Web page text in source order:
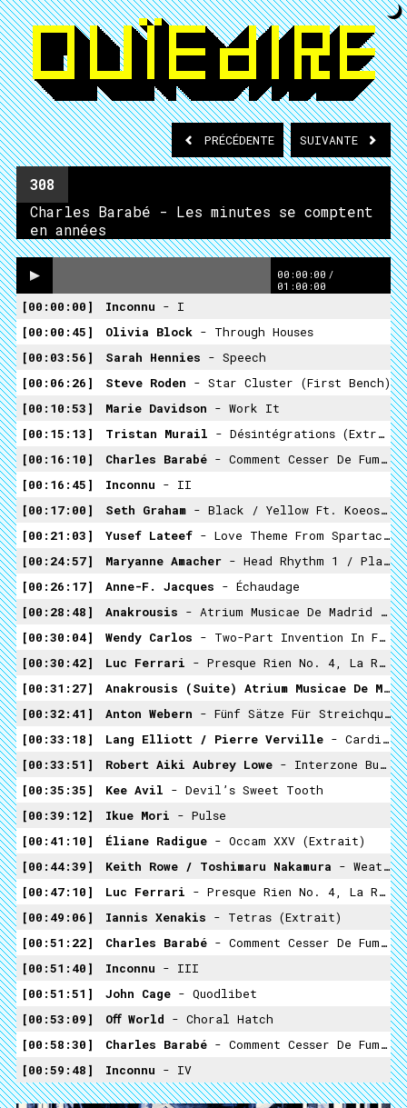
PRÉCÉDENTE SUIVANTE
308
Charles Barabé - Les minutes se comptent
en années
00:00:00 /
01:00:00
00:00:00 Inconnu - I
00:00:45
Olivia Block - Through Houses
00:03:56
Sarah Hennies - Speech
00:06:26
Steve Roden - Star Cluster (First Bench)
00:10:53
Marie Davidson - Work It
00:15:13
Tristan Murail - Désintégrations (extrait)
00:16:10
Charles Barabé - Comment Cesser De Fumer (extrait I)
00:16:45
Inconnu - II
00:17:00
Seth Graham - Black / Yellow Ft. Koeosaeme
00:21:03
Yusef Lateef - Love Theme From Spartacus
00:24:57
Maryanne Amacher - Head Rhythm 1 / Plaything 2
00:26:17
Anne-F. Jacques - Échaudage
00:28:48
Anakrousis - Atrium Musicae De Madrid / Gregorio Paniagua
00:30:04
Wendy Carlos - Two-Part Invention In F Major
00:30:42
Luc Ferrari - Presque Rien No. 4, La Remontée Du Village (extrait)
00:31:27
Anakrousis (suite) Atrium Musicae De Madrid / Gregorio Paniagua
00:32:41
Anton Webern - Fünf Sätze Für Streichquartett, Op. 5 III. Sehr Bewegt
00:33:18
Lang Elliott / Pierre Verville - Cardinal Rouge
00:33:51
Robert Aiki Aubrey Lowe - Interzone Bureau Desk
00:35:35
Kee Avil - Devil’s Sweet Tooth
00:39:12
Ikue Mori - Pulse
00:41:10
Éliane Radigue - Occam XXV (extrait)
00:44:39
Keith Rowe / Toshimaru Nakamura - Weather Sky #2
00:47:10
Luc Ferrari - Presque Rien No. 4, La Remontée Du Village (extrait)
00:49:06
Iannis Xenakis - Tetras (extrait)
00:51:22
Charles Barabé - Comment Cesser De Fumer (extrait II)
00:51:40
Inconnu - III
00:51:51
John Cage - Quodlibet
00:53:09
Oﬀ World - Choral Hatch
00:58:30
Charles Barabé - Comment Cesser De Fumer (extrait III)
00:59:48
Inconnu - IV